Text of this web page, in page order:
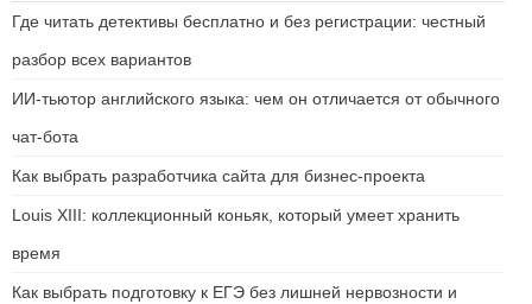
Где читать детективы бесплатно и без регистрации: честный
разбор всех вариантов
ИИ-тьютор английского языка: чем он отличается от обычного
чат-бота
Как выбрать разработчика сайта для бизнес-проекта
Louis XIII: коллекционный коньяк, который умеет хранить
время
Как выбрать подготовку к ЕГЭ без лишней нервозности и